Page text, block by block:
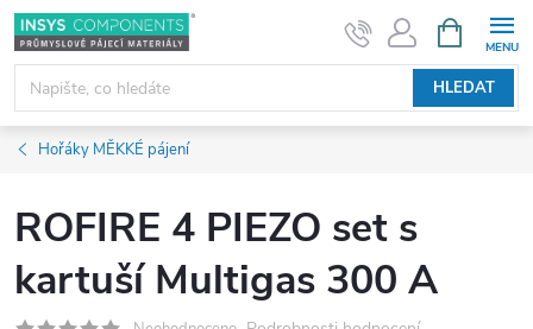
Přejít
na
obsah
HLEDAT
NÁKUPNÍ
KOŠÍK
Hořáky MĚKKÉ pájení
ROFIRE 4 PIEZO set s
kartuší Multigas 300 A